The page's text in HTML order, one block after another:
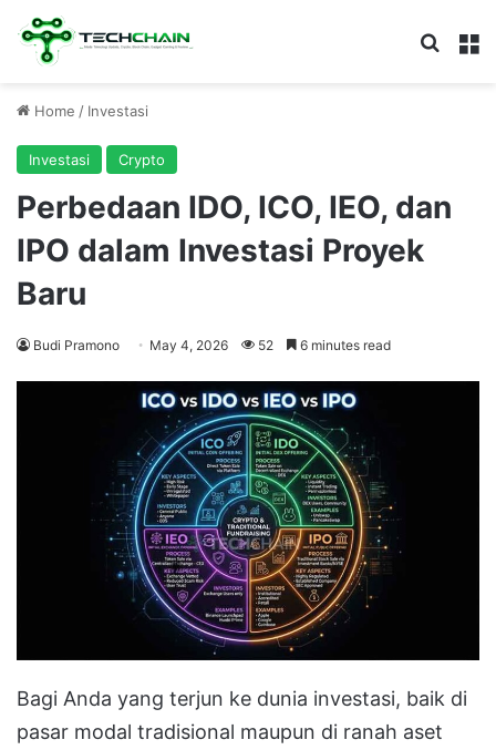
Home / Investasi
Investasi Crypto
Perbedaan IDO, ICO, IEO, dan
IPO dalam Investasi Proyek
Baru
Budi Pramono May 4, 2026 52 6 minutes read
Bagi Anda yang terjun ke dunia investasi, baik di
pasar modal tradisional maupun di ranah aset